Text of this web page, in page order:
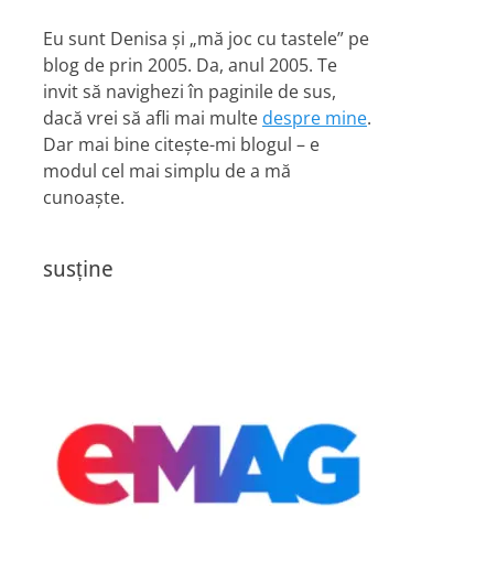
Eu sunt Denisa și „mă joc cu tastele” pe
blog de prin 2005. Da, anul 2005. Te
invit să navighezi în paginile de sus,
dacă vrei să afli mai multe despre mine.
Dar mai bine citește-mi blogul – e
modul cel mai simplu de a mă
cunoaște.
susține